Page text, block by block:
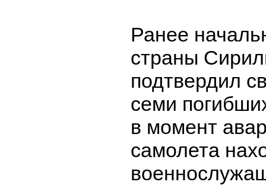
Ранее
страны
подтвердил
семи
в момент
самолета